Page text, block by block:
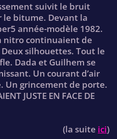
suivit le bruit
le bitume. Devant la
année-modèle 1982.
nitro continuaient de
silhouettes. Tout le
Dada et Guilhem se
Un courant d’air
Un grincement de porte.
JUSTE EN FACE DE
(la suite ici)